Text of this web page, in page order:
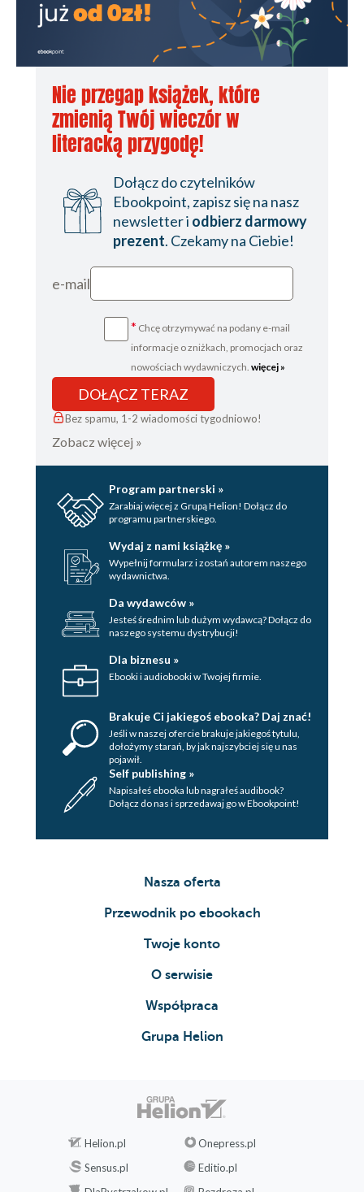
Nie przegap książek, które
zmienią Twój wieczór w
literacką przygodę!
Dołącz do czytelników
Ebookpoint, zapisz się na nasz
newsletter i odbierz darmowy
prezent. Czekamy na Ciebie!
e-mail
* Chcę otrzymywać na podany e-mail
informacje o zniżkach, promocjach oraz
nowościach wydawniczych. więcej »
DOŁĄCZ TERAZ
Bez spamu, 1-2 wiadomości tygodniowo!
Zobacz więcej »
Program partnerski »
Zarabiaj więcej z Grupą Helion! Dołącz do
programu partnerskiego.
Wydaj z nami książkę »
Wypełnij formularz i zostań autorem naszego
wydawnictwa.
Da wydawców »
Jesteś średnim lub dużym wydawcą? Dołącz do
naszego systemu dystrybucji!
Dla biznesu »
Ebooki i audiobooki w Twojej firmie.
Brakuje Ci jakiegoś ebooka? Daj znać!
Jeśli w naszej ofercie brakuje jakiegoś tytulu,
dołożymy starań, by jak najszybciej się u nas
pojawił.
Self publishing »
Napisałeś ebooka lub nagrałeś audibook?
Dołącz do nas i sprzedawaj go w Ebookpoint!
Nasza oferta
Przewodnik po ebookach
Twoje konto
O serwisie
Współpraca
Grupa Helion
Helion.pl
Onepress.pl
Sensus.pl
Editio.pl